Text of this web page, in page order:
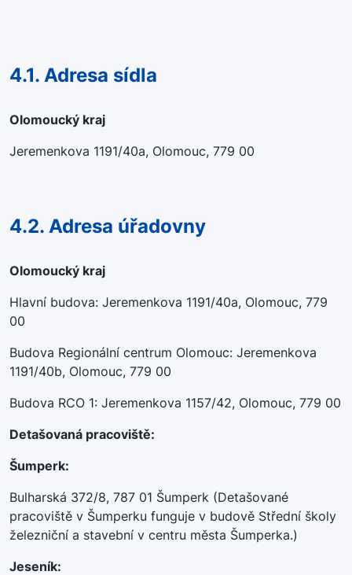
4.1. Adresa sídla
Olomoucký kraj
Jeremenkova 1191/40a, Olomouc, 779 00
4.2. Adresa úřadovny
Olomoucký kraj
Hlavní budova: Jeremenkova 1191/40a, Olomouc, 779
00
Budova Regionální centrum Olomouc: Jeremenkova
1191/40b, Olomouc, 779 00
Budova RCO 1: Jeremenkova 1157/42, Olomouc, 779 00
Detašovaná pracoviště:
Šumperk:
Bulharská 372/8, 787 01 Šumperk (Detašované
pracoviště v Šumperku funguje v budově Střední školy
železniční a stavební v centru města Šumperka.)
Jeseník: